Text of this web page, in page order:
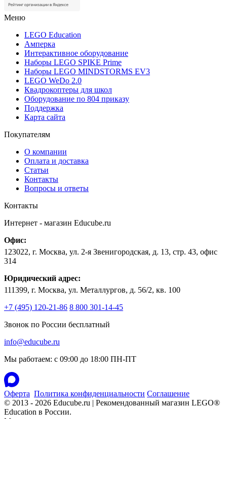
Меню
LEGO Education
Амперка
Интерактивное оборудование
Наборы LEGO SPIKE Prime
Наборы LEGO MINDSTORMS EV3
LEGO WeDo 2.0
Квадрокоптеры для школ
Оборудование по 804 приказу
Поддержка
Карта сайта
Покупателям
О компании
Оплата и доставка
Статьи
Контакты
Вопросы и ответы
Контакты
Интернет - магазин Educube.ru
Офис:
123022, г. Москва, ул. 2-я Звенигородская, д. 13, стр. 43, офис
314
Юридический адрес:
111399, г. Москва, ул. Металлургов, д. 56/2, кв. 100
+7 (495) 120-21-86 8 800 301-14-45
Звонок по России бесплатный
info@educube.ru
Мы работаем: c 09:00 до 18:00 ПН-ПТ
Оферта Политика конфиденциальности Соглашение
© 2013 - 2026 Educube.ru | Рекомендованный магазин LEGO®
Education в России.
Мы в социальных сетях